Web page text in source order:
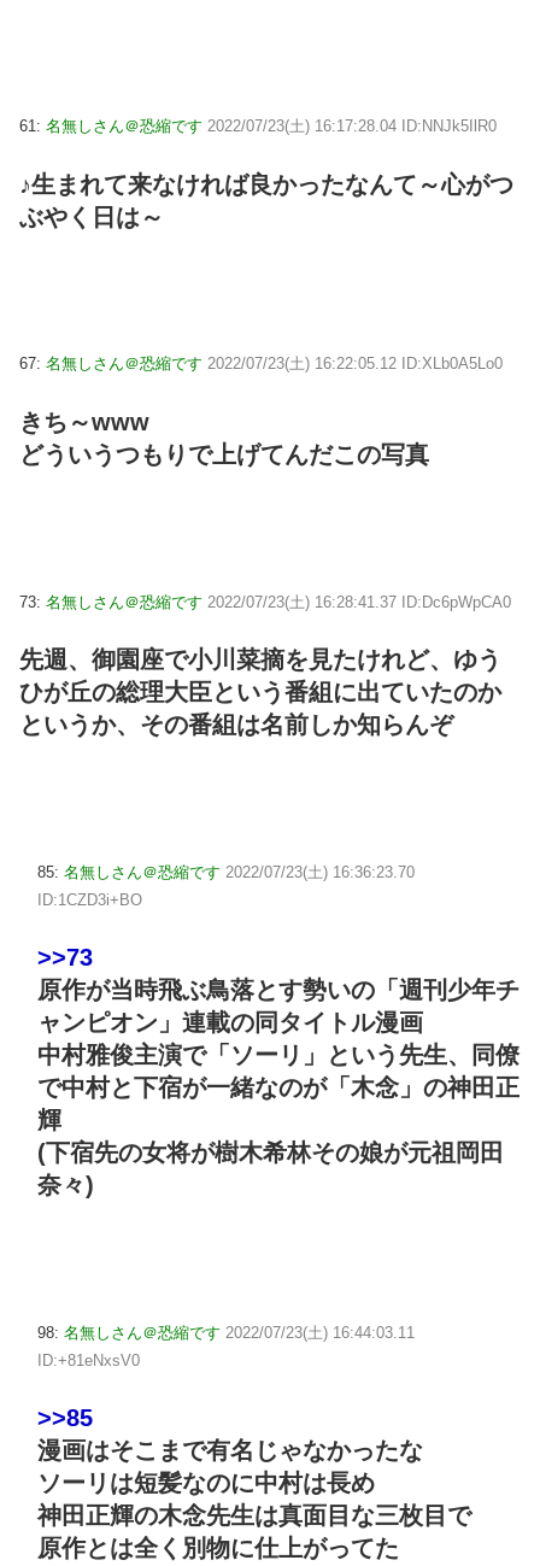
61: 名無しさん＠恐縮です 2022/07/23(土) 16:17:28.04 ID:NNJk5IlR0
♪生まれて来なければ良かったなんて～心がつ
ぶやく日は～
67: 名無しさん＠恐縮です 2022/07/23(土) 16:22:05.12 ID:XLb0A5Lo0
きち～www
どういうつもりで上げてんだこの写真
73: 名無しさん＠恐縮です 2022/07/23(土) 16:28:41.37 ID:Dc6pWpCA0
先週、御園座で小川菜摘を見たけれど、ゆう
ひが丘の総理大臣という番組に出ていたのか
というか、その番組は名前しか知らんぞ
85: 名無しさん＠恐縮です 2022/07/23(土) 16:36:23.70
ID:1CZD3i+BO
>>73
原作が当時飛ぶ鳥落とす勢いの「週刊少年チ
ャンピオン」連載の同タイトル漫画
中村雅俊主演で「ソーリ」という先生、同僚
で中村と下宿が一緒なのが「木念」の神田正
輝
(下宿先の女将が樹木希林その娘が元祖岡田
奈々)
98: 名無しさん＠恐縮です 2022/07/23(土) 16:44:03.11
ID:+81eNxsV0
>>85
漫画はそこまで有名じゃなかったな
ソーリは短髪なのに中村は長め
神田正輝の木念先生は真面目な三枚目で
原作とは全く別物に仕上がってた